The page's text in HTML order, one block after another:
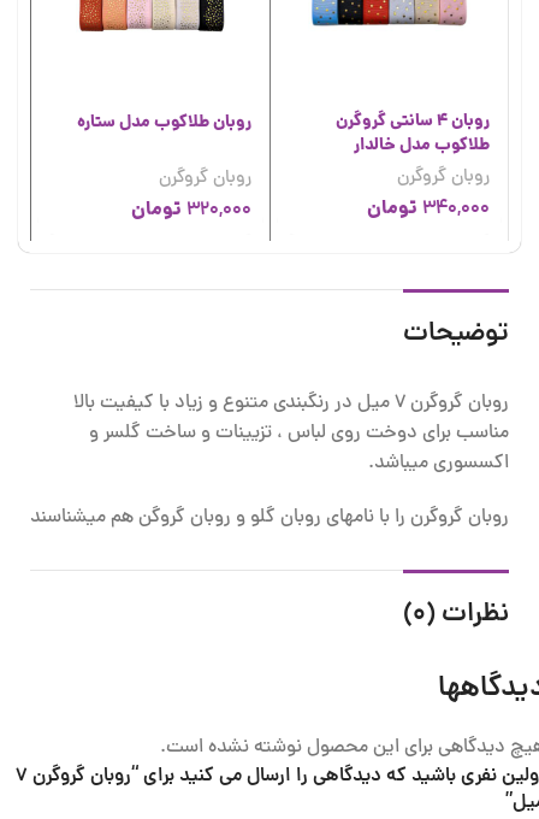
روبان 4 سانتی گروگرن
طلاکوب مدل خالدار
روبان گروگرن
340,000 تومان
روبان طلاکوب مدل ستاره
روبان گروگرن
320,000 تومان
توضیحات
روبان گروگرن 7 میل در رنگبندی متنوع و زیاد با کیفیت بالا
مناسب برای دوخت روی لباس ، تزیینات و ساخت گلسر و
اکسسوری میباشد.
روبان گروگرن را با نامهای روبان گلو و روبان گروگن هم میشناسند
نظرات (0)
دیدگاهی برای این محصول نوشته نشده است.
اولین نفری باشید که دیدگاهی را ارسال می کنید برای “روبان گروگرن 7